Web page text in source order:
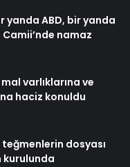
yanda ABD, bir yanda
Camii’nde namaz
varlıklarına ve
haciz konuldu
dosyası
kurulunda